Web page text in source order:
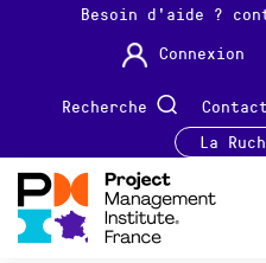
Besoin d'aide ?
Connexion
Recherche Contact
La